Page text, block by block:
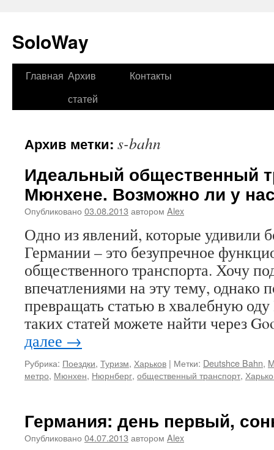
SoloWay
Перейти
Главная Архив
статей
Контакты
Архив метки: s-bahn
Идеальный общественный
Мюнхене. Возможно ли у
Опубликовано 03.08.2013 автором Alex
Одно из явлений, которые удивили
Германии – это безупречное
общественного транспорта. Хочу
впечатлениями на эту тему, однако
превращать статью в хвалебную
таких статей можете найти через
далее →
Рубрика: Поездки, Туризм, Харьков | Метки: Deutshce Bahn,
метро, Мюнхен, Нюрнберг, общественный транспорт,
Германия: день первый,
Опубликовано 04.07.2013 автором Alex